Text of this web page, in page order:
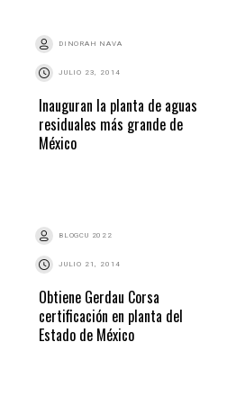
DINORAH NAVA
JULIO 23, 2014
Inauguran la planta de aguas
residuales más grande de
México
BLOGCU 2022
JULIO 21, 2014
Obtiene Gerdau Corsa
certificación en planta del
Estado de México